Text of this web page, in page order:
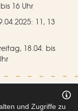
16 Uhr
11, 13
18.04. bis
und Zugriffe zu